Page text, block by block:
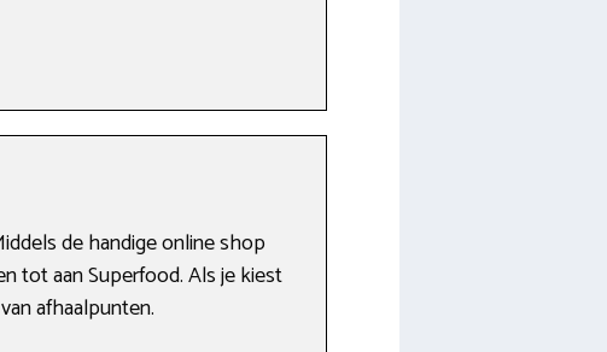
de handige online shop
tot aan Superfood. Als je kiest
afhaalpunten.